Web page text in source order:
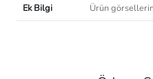
Ek Bilgi
Ürün